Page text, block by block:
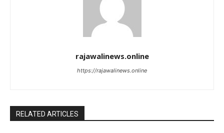
rajawalinews.online
https://rajawalinews.online
RELATED ARTICLES